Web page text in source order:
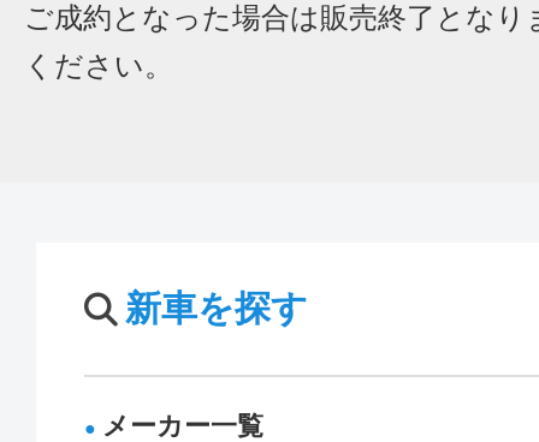
ご成約となった場合は販売終了となり
ください。
新車を探す
メーカー一覧